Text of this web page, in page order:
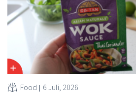
Food 6 Juli, 2026